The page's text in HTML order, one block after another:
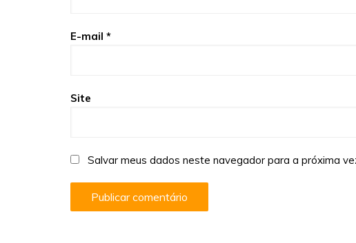
E-mail *
Site
Salvar meus dados neste navegador para a próxima